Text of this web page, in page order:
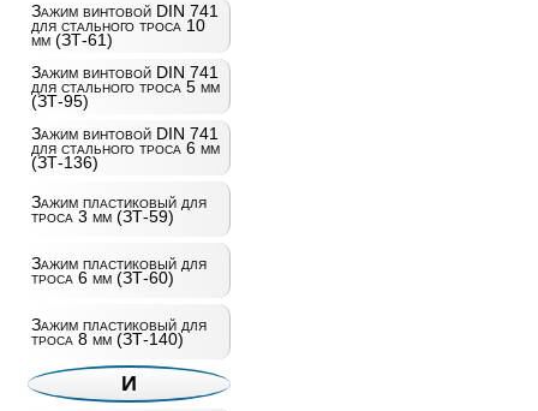
Зажим винтовой DIN 741
для стального троса 10
мм (ЗТ-61)
Зажим винтовой DIN 741
для стального троса 5 мм
(ЗТ-95)
Зажим винтовой DIN 741
для стального троса 6 мм
(ЗТ-136)
Зажим пластиковый для
троса 3 мм (ЗТ-59)
Зажим пластиковый для
троса 6 мм (ЗТ-60)
Зажим пластиковый для
троса 8 мм (ЗТ-140)
И